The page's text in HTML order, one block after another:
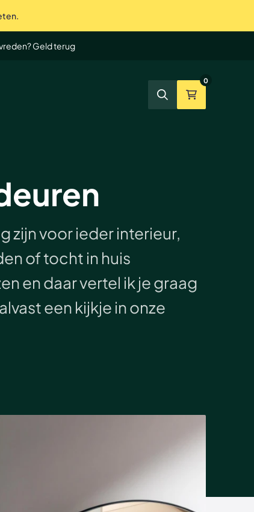
tot in de puntjes
ZoekenWinkelmand
0
zijn voor ieder interieur,
of tocht in huis
en daar vertel ik je graag
een kijkje in onze